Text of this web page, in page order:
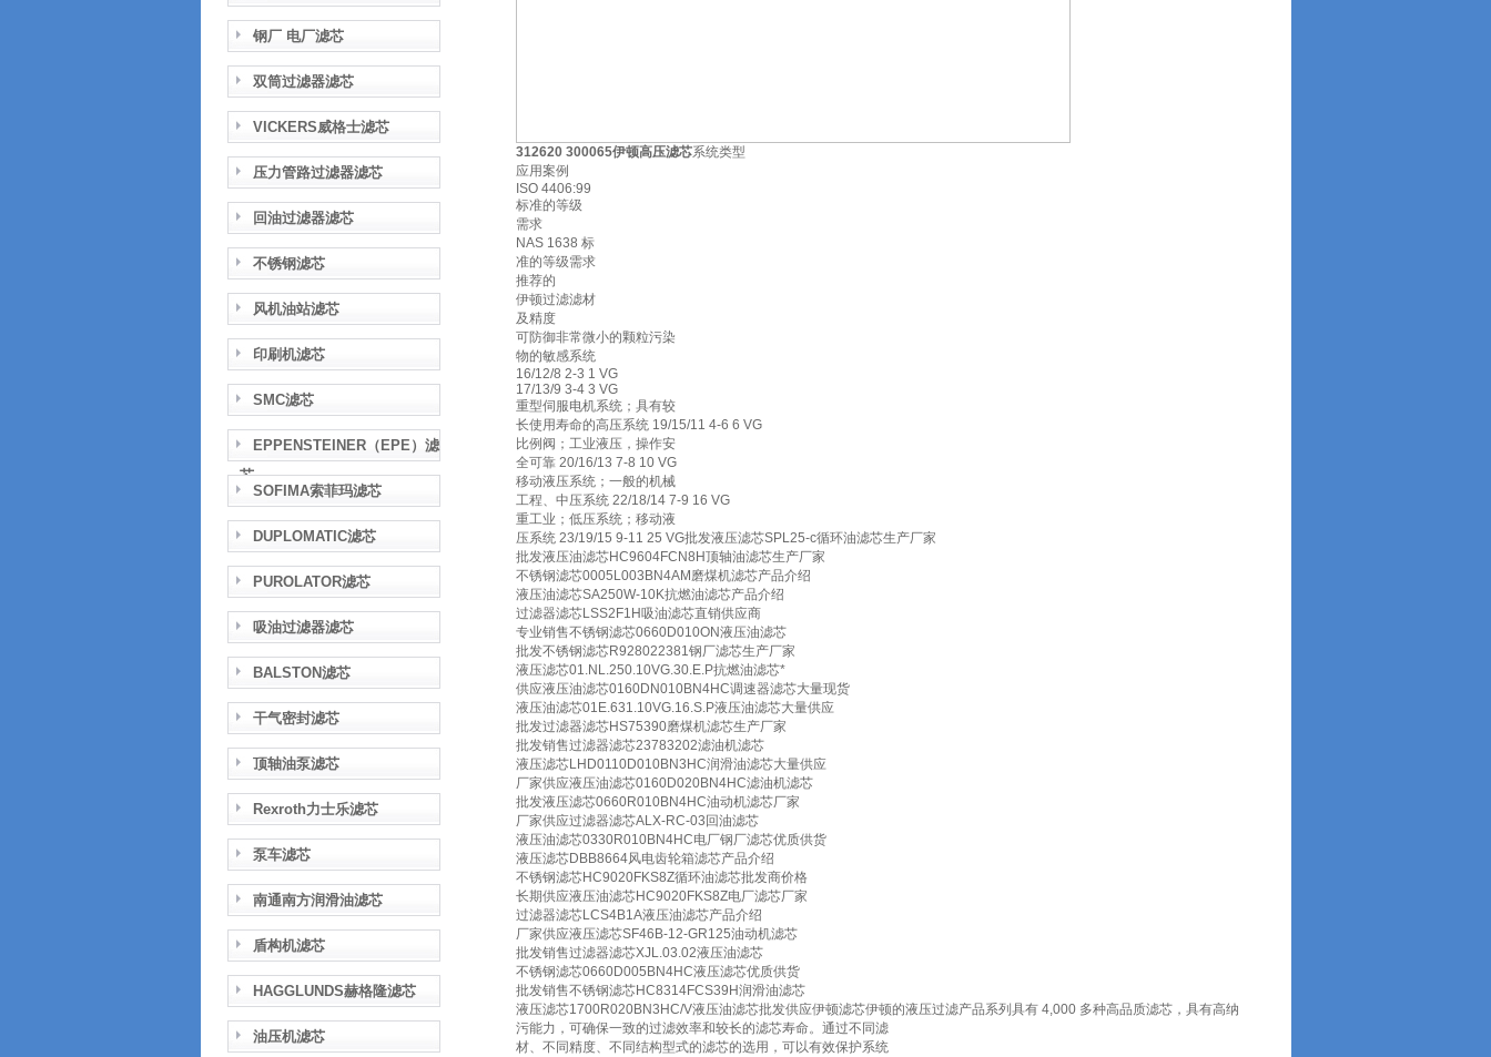
钢厂 电厂滤芯
双筒过滤器滤芯
VICKERS威格士滤芯
压力管路过滤器滤芯
回油过滤器滤芯
不锈钢滤芯
风机油站滤芯
印刷机滤芯
SMC滤芯
EPPENSTEINER（EPE）滤
芯
SOFIMA索菲玛滤芯
DUPLOMATIC滤芯
PUROLATOR滤芯
吸油过滤器滤芯
BALSTON滤芯
干气密封滤芯
顶轴油泵滤芯
Rexroth力士乐滤芯
泵车滤芯
南通南方润滑油滤芯
盾构机滤芯
HAGGLUNDS赫格隆滤芯
油压机滤芯
312620 300065伊顿高压滤芯系统类型
应用案例
ISO 4406:99
标准的等级
需求
NAS 1638 标
准的等级需求
推荐的
伊顿过滤滤材
及精度
可防御非常微小的颗粒污染
物的敏感系统
16/12/8 2-3 1 VG
17/13/9 3-4 3 VG
重型伺服电机系统；具有较
长使用寿命的高压系统 19/15/11 4-6 6 VG
比例阀；工业液压，操作安
全可靠 20/16/13 7-8 10 VG
移动液压系统；一般的机械
工程、中压系统 22/18/14 7-9 16 VG
重工业；低压系统；移动液
压系统 23/19/15 9-11 25 VG批发液压滤芯SPL25-c循环油滤芯生产厂家
批发液压油滤芯HC9604FCN8H顶轴油滤芯生产厂家
不锈钢滤芯0005L003BN4AM磨煤机滤芯产品介绍
液压油滤芯SA250W-10K抗燃油滤芯产品介绍
过滤器滤芯LSS2F1H吸油滤芯直销供应商
专业销售不锈钢滤芯0660D010ON液压油滤芯
批发不锈钢滤芯R928022381钢厂滤芯生产厂家
液压滤芯01.NL.250.10VG.30.E.P抗燃油滤芯*
供应液压油滤芯0160DN010BN4HC调速器滤芯大量现货
液压油滤芯01E.631.10VG.16.S.P液压油滤芯大量供应
批发过滤器滤芯HS75390磨煤机滤芯生产厂家
批发销售过滤器滤芯23783202滤油机滤芯
液压滤芯LHD0110D010BN3HC润滑油滤芯大量供应
厂家供应液压油滤芯0160D020BN4HC滤油机滤芯
批发液压滤芯0660R010BN4HC油动机滤芯厂家
厂家供应过滤器滤芯ALX-RC-03回油滤芯
液压油滤芯0330R010BN4HC电厂钢厂滤芯优质供货
液压滤芯DBB8664风电齿轮箱滤芯产品介绍
不锈钢滤芯HC9020FKS8Z循环油滤芯批发商价格
长期供应液压油滤芯HC9020FKS8Z电厂滤芯厂家
过滤器滤芯LCS4B1A液压油滤芯产品介绍
厂家供应液压滤芯SF46B-12-GR125油动机滤芯
批发销售过滤器滤芯XJL.03.02液压油滤芯
不锈钢滤芯0660D005BN4HC液压滤芯优质供货
批发销售不锈钢滤芯HC8314FCS39H润滑油滤芯
液压滤芯1700R020BN3HC/V液压油滤芯批发供应伊顿滤芯伊顿的液压过滤产品系列具有 4,000 多种高品质滤芯，具有高纳
污能力，可确保一致的过滤效率和较长的滤芯寿命。通过不同滤
材、不同精度、不同结构型式的滤芯的选用，可以有效保护系统